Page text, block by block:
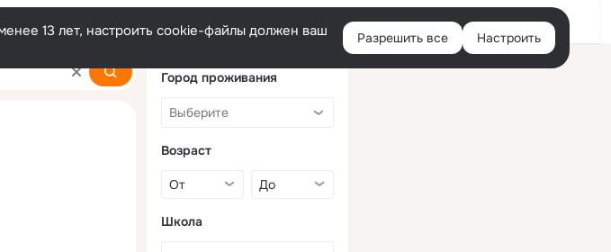
Войти
13 лет, настроить cookie-файлы должен ваш
Разрешить все Настроить
Город проживания
Возраст
Школа